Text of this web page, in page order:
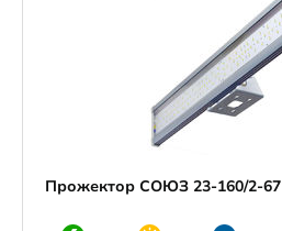
Прожектор СОЮЗ 23-160/2-67